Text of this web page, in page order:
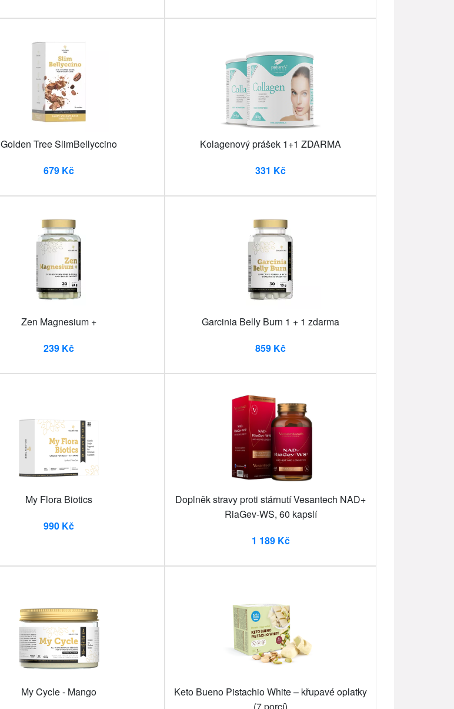
Golden Tree SlimBellyccino
679 Kč
Kolagenový prášek 1+1 ZDARMA
331 Kč
Zen Magnesium +
239 Kč
Garcinia Belly Burn 1 + 1 zdarma
859 Kč
My Flora Biotics
990 Kč
Doplněk stravy proti stárnutí Vesantech NAD+
RiaGev-WS, 60 kapslí
1 189 Kč
My Cycle - Mango
Keto Bueno Pistachio White – křupavé oplatky
(7 porcí)